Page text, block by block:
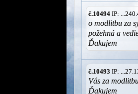
č.10494 IP:
o modlitbu za
požehná a
Ďakujem
č.10493 IP:
Vás za
Ďakujem